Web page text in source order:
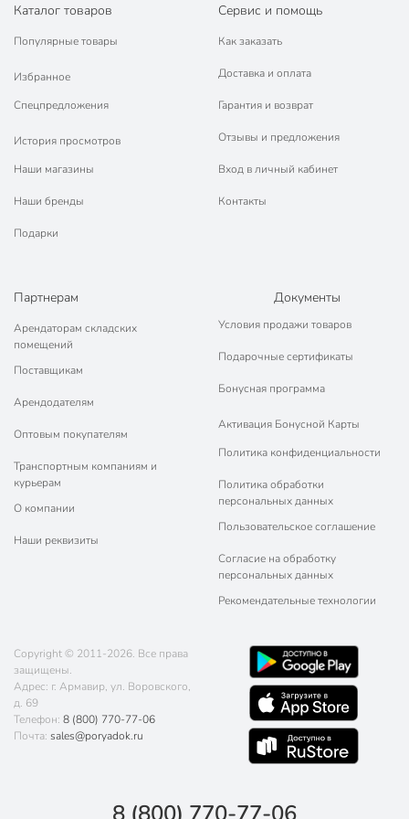
Каталог товаров
Популярные товары
Избранное
Спецпредложения
История просмотров
Наши магазины
Наши бренды
Подарки
Сервис и помощь
Как заказать
Доставка и оплата
Гарантия и возврат
Отзывы и предложения
Вход в личный кабинет
Контакты
Партнерам
Арендаторам складских
помещений
Поставщикам
Арендодателям
Оптовым покупателям
Транспортным компаниям и
курьерам
О компании
Наши реквизиты
Документы
Условия продажи товаров
Подарочные сертификаты
Бонусная программа
Активация Бонусной Карты
Политика конфиденциальности
Политика обработки
персональных данных
Пользовательское соглашение
Согласие на обработку
персональных данных
Рекомендательные технологии
Copyright © 2011-2026. Все права
защищены.
Адрес: г. Армавир, ул. Воровского,
д. 69
Телефон: 8 (800) 770-77-06
Почта: sales@poryadok.ru